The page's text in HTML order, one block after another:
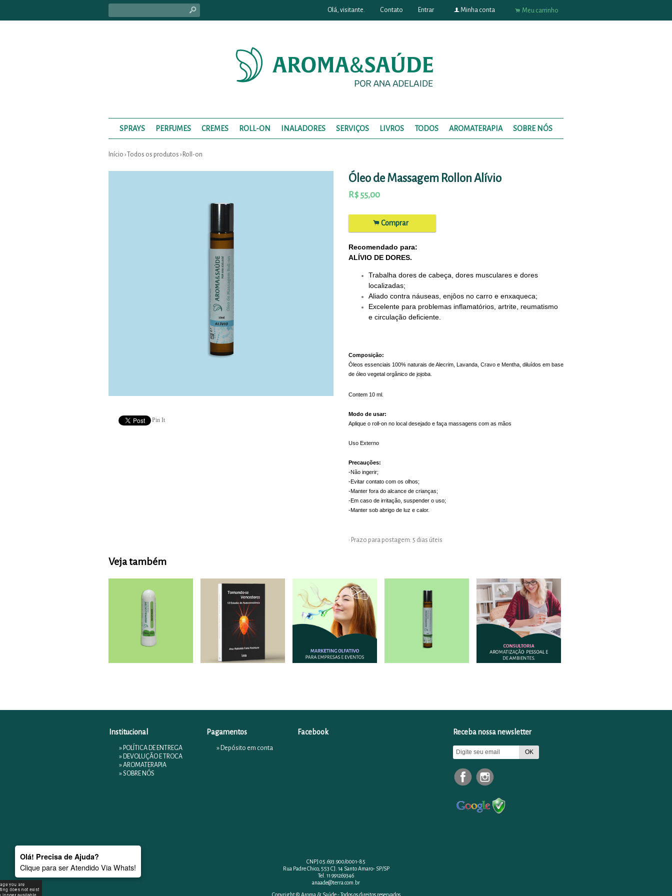
s Olá, visitante. Contato Entrar fMinha conta . Meu carrinho
SPRAYS PERFUMES CREMES ROLL-ON INALADORES SERVIÇOS LIVROS TODOS AROMATERAPIA SOBRE NÓS
Início › Todos os produtos › Roll-on
Pin It
Óleo de Massagem Rollon Alívio
R$ 55,00
.Comprar
Recomendado para:
ALÍVIO DE DORES.
Trabalha dores de cabeça, dores musculares e dores
localizadas;
Aliado contra náuseas, enjôos no carro e enxaqueca;
Excelente para problemas inflamatórios, artrite, reumatismo
e circulação deficiente.
Composição:
Óleos essenciais 100% naturais de Alecrim, Lavanda, Cravo e Mentha, diluídos em base
de óleo vegetal orgânico de jojoba.
Contem 10 ml.
Modo de usar:
Aplique o roll-on no local desejado e faça massagens com as mãos
Uso Externo
Precauções:
-Não ingerir;
-Evitar contato com os olhos;
-Manter fora do alcance de crianças;
-Em caso de irritação, suspender o uso;
-Manter sob abrigo de luz e calor.
• Prazo para postagem: 5 dias úteis
Veja também
Olá! Precisa de Ajuda?
Clique para ser Atendido Via Whats!
Institucional
» POLÍTICA DE ENTREGA
» DEVOLUÇÃO E TROCA
»AROMATERAPIA
»SOBRE NÓS
Pagamentos
» Depósito em conta
Facebook Receba nossa newsletter
CNPJ 05.693.900/0001-85
Rua Padre Chico, 553 CJ. 14 Santo Amaro- SP/SP
Tel. 11 991269346
anaade@terra.com.br
Copyright © Aroma & Saúde - Todos os direitos reservados